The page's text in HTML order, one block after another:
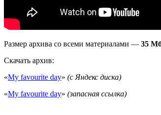
Размер архива со всеми материалами — 35
Скачать архив:
«My favourite day» (с Яндекс диска)
«My favourite day» (запасная ссылка)